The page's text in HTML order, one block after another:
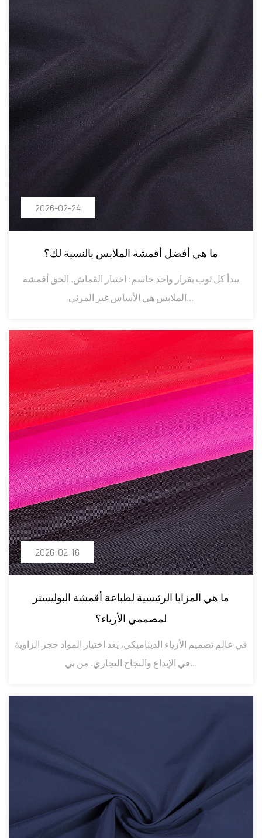
2026-02-24
ما هي أفضل أقمشة الملابس بالنسبة لك؟
يبدأ كل ثوب بقرار واحد حاسم: اختيار القماش. الحق أقمشة
الملابس هي الأساس غير المرئي...
2026-02-16
ما هي المزايا الرئيسية لطباعة أقمشة البوليستر
لمصممي الأزياء؟
في عالم تصميم الأزياء الديناميكي، يعد اختيار المواد حجر الزاوية
في الإبداع والنجاح التجاري. من بي...